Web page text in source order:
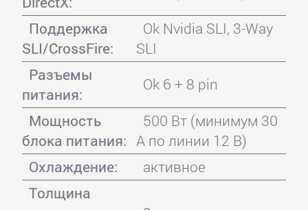
Поддержка
SLI/CrossFire:
Ok Nvidia SLI, 3-Way
SLI
Разъемы
питания:
Ok 6 + 8 pin
Мощность
блока питания:
500 Вт (минимум 30
А по линии 12 В)
Охлаждение:
активное
Толщина